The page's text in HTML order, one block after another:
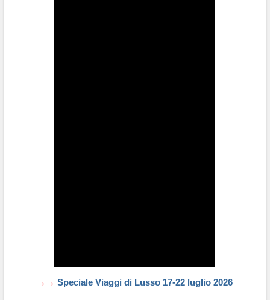
→→ Speciale Viaggi di Lusso 17-22 luglio 2026